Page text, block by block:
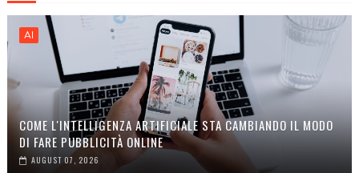
AI
COME L'INTELLIGENZA ARTIFICIALE STA CAMBIANDO IL MODO
DI FARE PUBBLICITÀ ONLINE
AUGUST 07, 2026